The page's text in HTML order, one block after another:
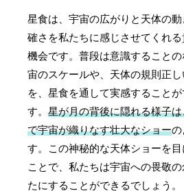
星食は、宇宙の広がりと天体の動
確さを私たちに感じさせてくれる
機会です。普段は意識すること
宙のスケールや、天体の規則正
を、星食を通して実感することが
す。星が月の背後に隠れる様子
で宇宙が織りなす壮大なショーの
す。この神秘的な天体ショーを目
ことで、私たちは宇宙への畏敬
たにすることができるでしょう。